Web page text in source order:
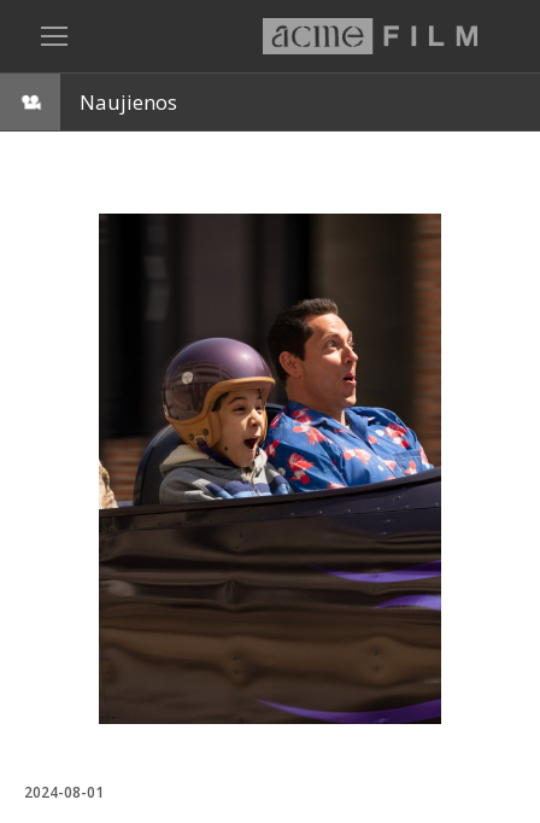
Naujienos
2024-08-01